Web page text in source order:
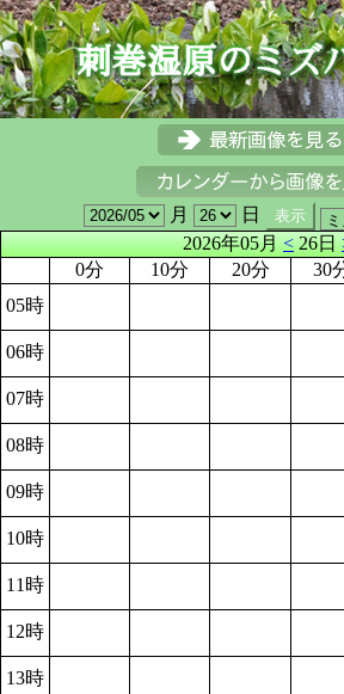
月
日
2026年05月<26日
0分
10分 20分 30
05時
06時
07時
08時
09時
10時
11時
12時
13時